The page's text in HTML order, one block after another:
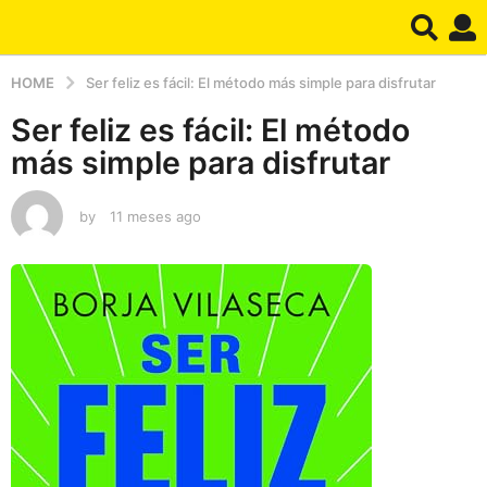
HOME Ser feliz es fácil: El método más simple para disfrutar
Ser feliz es fácil: El método
más simple para disfrutar
by 11 meses ago
s
e
s
a
g